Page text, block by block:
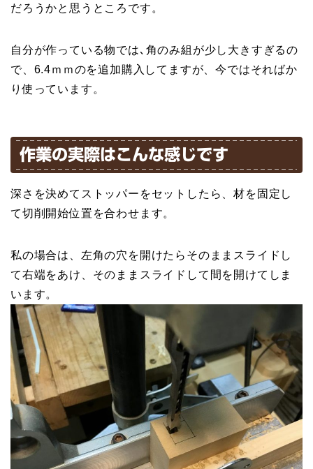
だろうかと思うところです。
自分が作っている物では､角のみ組が少し大きすぎるの
で、6.4ｍｍのを追加購入してますが、今ではそればか
り使っています。
作業の実際はこんな感じです
深さを決めてストッパーをセットしたら、材を固定し
て切削開始位置を合わせます。
私の場合は、左角の穴を開けたらそのままスライドし
て右端をあけ、そのままスライドして間を開けてしま
います。